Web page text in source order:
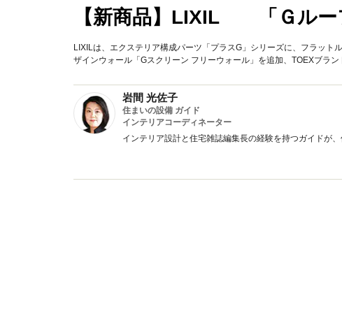
【新商品】LIXIL 「Ｇルー
LIXILは、エクステリア構成パーツ「プラスG」シリーズに、フラッ
ザインウォール「Gスクリーン フリーウォール」を追加、TOEXブラン
岩間 光佐子
住まいの設備 ガイド
インテリアコーディネーター
インテリア設計と住宅雑誌編集長の経験を持つガイドが、